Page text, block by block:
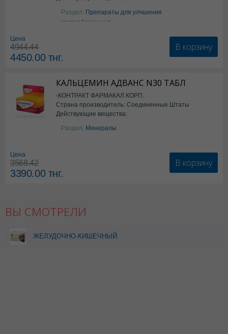
ацетилсалициловая кислота
Раздел: Препараты для улчшения
кровообращения
Цена
4944.44
4450.00тнг.
В корзину
КАЛЬЦЕМИН АДВАНС N30 ТАБЛ
-КОНТРАКТ ФАРМАКАЛ КОРП.
Страна производитель: Соединенные Штаты
Америки
Действующие вещества:
Колекальциферол+Кальция
карбонат
Раздел: Минералы
Цена
3568.42
3390.00тнг.
В корзину
ВЫ СМОТРЕЛИ
ЖЕЛУДОЧНО-КИШЕЧНЫЙ